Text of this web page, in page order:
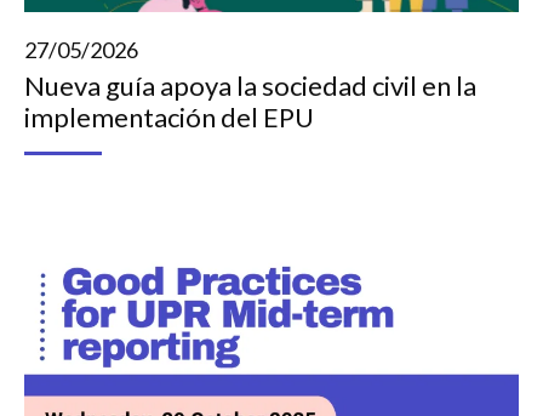
27/05/2026
Nueva guía apoya la sociedad civil en la
implementación del EPU